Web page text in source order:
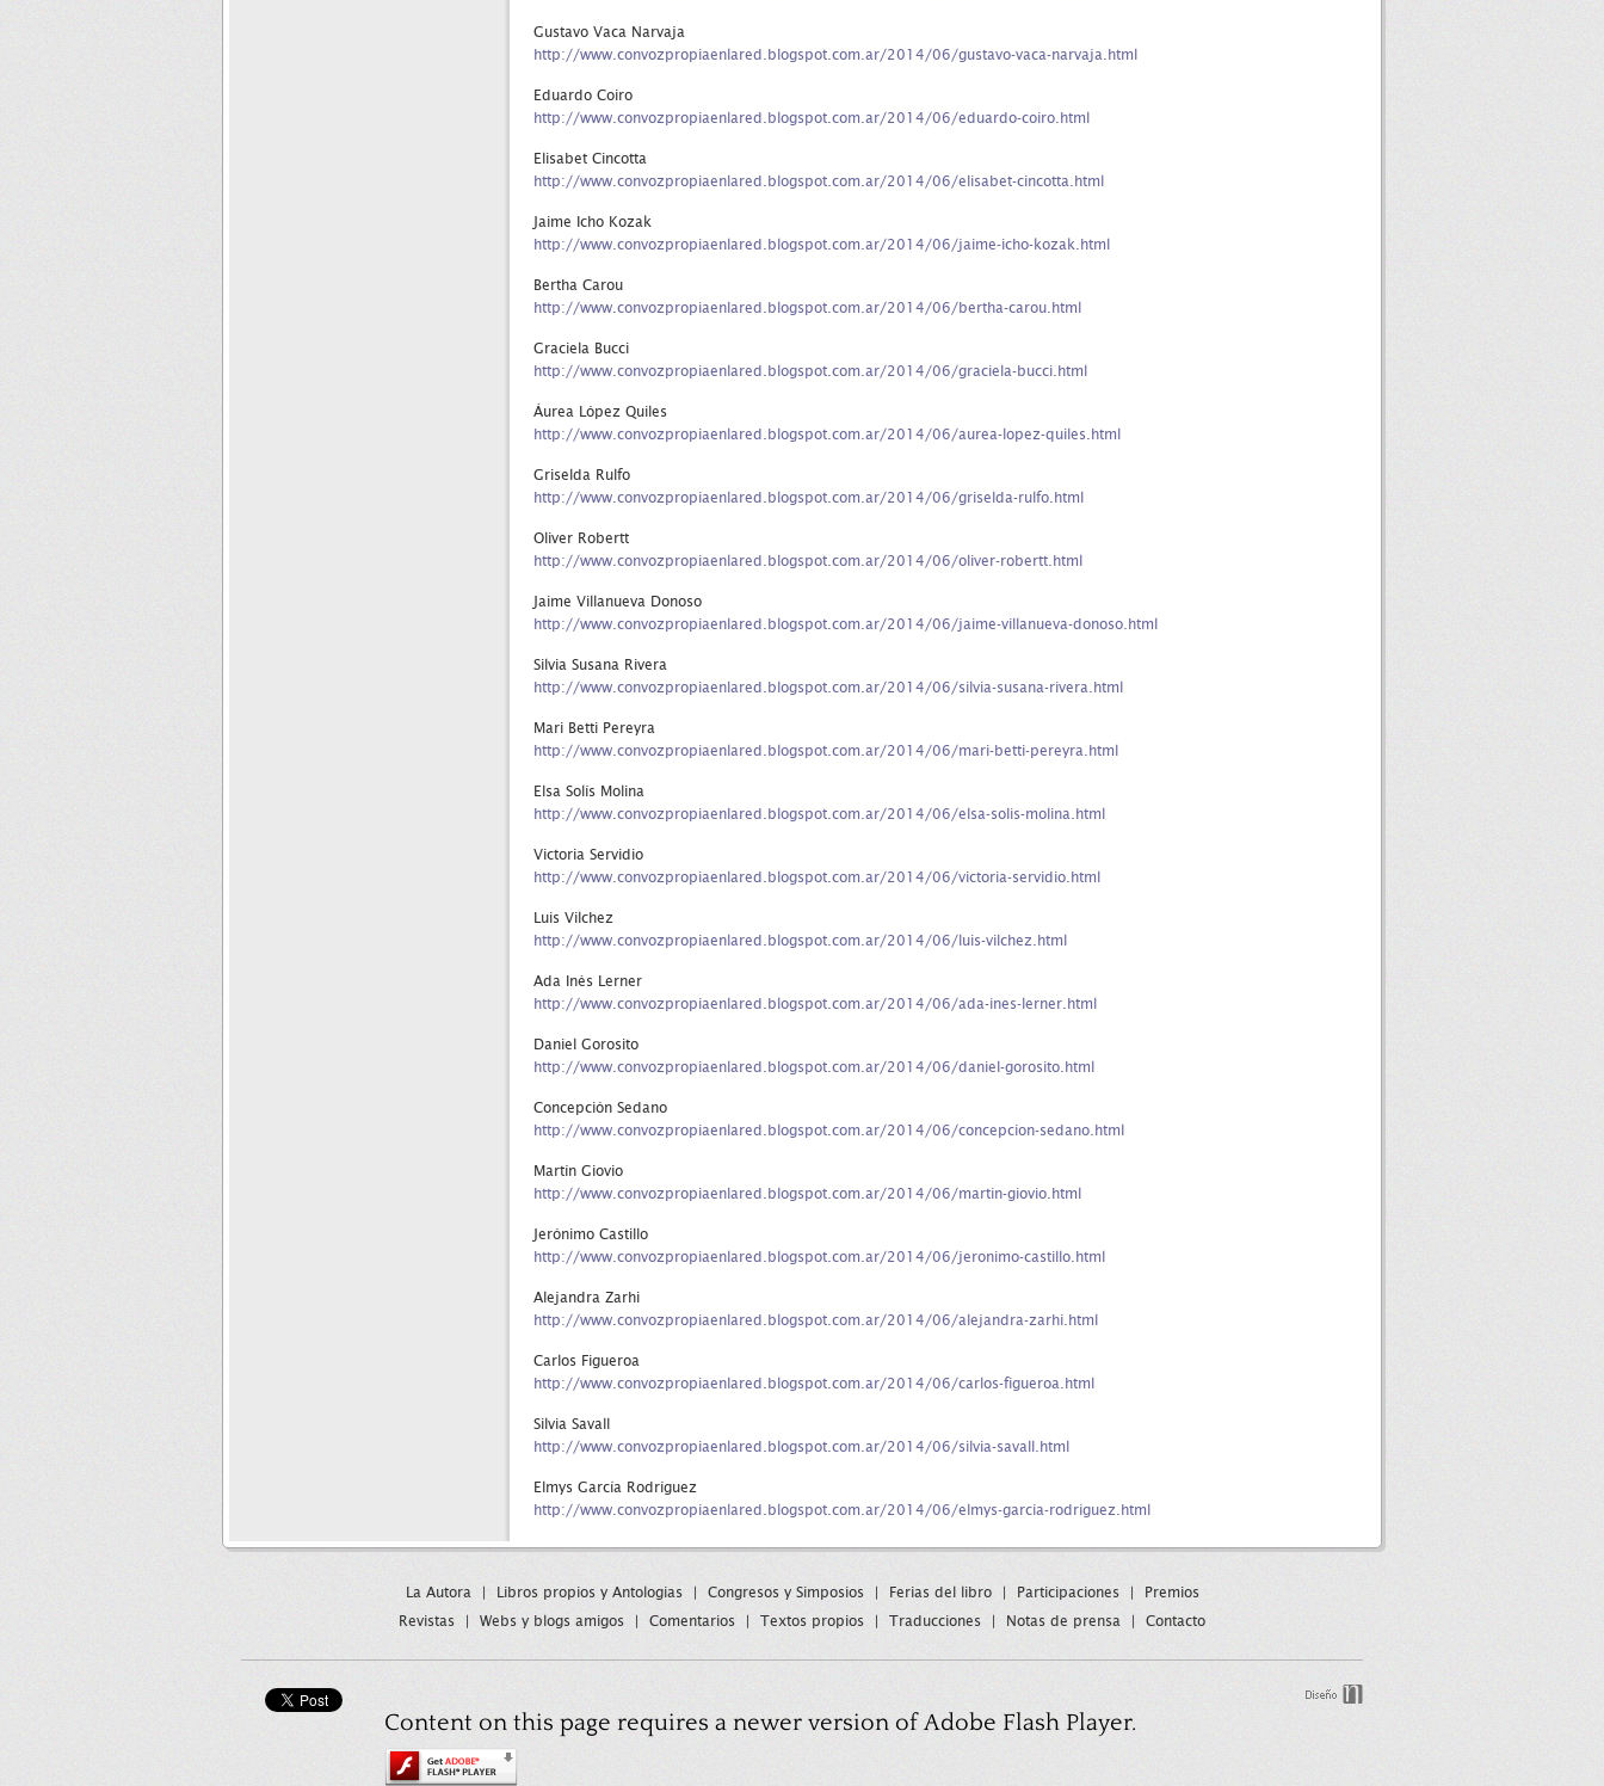
Gustavo Vaca Narvaja
http://www.convozpropiaenlared.blogspot.com.ar/2014/06/gustavo-vaca-narvaja.html
Eduardo Coiro
http://www.convozpropiaenlared.blogspot.com.ar/2014/06/eduardo-coiro.html
Elisabet Cincotta
http://www.convozpropiaenlared.blogspot.com.ar/2014/06/elisabet-cincotta.html
Jaime Icho Kozak
http://www.convozpropiaenlared.blogspot.com.ar/2014/06/jaime-icho-kozak.html
Bertha Carou
http://www.convozpropiaenlared.blogspot.com.ar/2014/06/bertha-carou.html
Graciela Bucci
http://www.convozpropiaenlared.blogspot.com.ar/2014/06/graciela-bucci.html
Áurea López Quiles
http://www.convozpropiaenlared.blogspot.com.ar/2014/06/aurea-lopez-quiles.html
Griselda Rulfo
http://www.convozpropiaenlared.blogspot.com.ar/2014/06/griselda-rulfo.html
Oliver Robertt
http://www.convozpropiaenlared.blogspot.com.ar/2014/06/oliver-robertt.html
Jaime Villanueva Donoso
http://www.convozpropiaenlared.blogspot.com.ar/2014/06/jaime-villanueva-donoso.html
Silvia Susana Rivera
http://www.convozpropiaenlared.blogspot.com.ar/2014/06/silvia-susana-rivera.html
Mari Betti Pereyra
http://www.convozpropiaenlared.blogspot.com.ar/2014/06/mari-betti-pereyra.html
Elsa Solís Molina
http://www.convozpropiaenlared.blogspot.com.ar/2014/06/elsa-solis-molina.html
Victoria Servidio
http://www.convozpropiaenlared.blogspot.com.ar/2014/06/victoria-servidio.html
Luis Vilchez
http://www.convozpropiaenlared.blogspot.com.ar/2014/06/luis-vilchez.html
Ada Inés Lerner
http://www.convozpropiaenlared.blogspot.com.ar/2014/06/ada-ines-lerner.html
Daniel Gorosito
http://www.convozpropiaenlared.blogspot.com.ar/2014/06/daniel-gorosito.html
Concepción Sedano
http://www.convozpropiaenlared.blogspot.com.ar/2014/06/concepcion-sedano.html
Martín Giovio
http://www.convozpropiaenlared.blogspot.com.ar/2014/06/martin-giovio.html
Jerónimo Castillo
http://www.convozpropiaenlared.blogspot.com.ar/2014/06/jeronimo-castillo.html
Alejandra Zarhi
http://www.convozpropiaenlared.blogspot.com.ar/2014/06/alejandra-zarhi.html
Carlos Figueroa
http://www.convozpropiaenlared.blogspot.com.ar/2014/06/carlos-figueroa.html
Silvia Savall
http://www.convozpropiaenlared.blogspot.com.ar/2014/06/silvia-savall.html
Elmys García Rodríguez
http://www.convozpropiaenlared.blogspot.com.ar/2014/06/elmys-garcia-rodriguez.html
La Autora Libros propios y Antologias Congresos y Simposios Ferias del libro Participaciones
Premios
Revistas
Webs y blogs amigos Comentarios Textos propios Traducciones Notas de prensa Contacto
Content on this page requires a newer version of Adobe Flash Player.